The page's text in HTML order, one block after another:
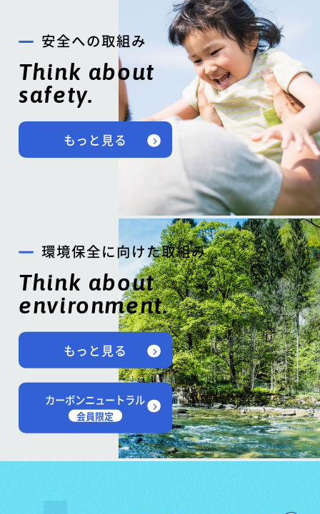
安全への取組み
Think about
safety.
もっと見る
環境保全に向けた取組み
Think about
environment.
もっと見る
カーボンニュートラル
会員限定